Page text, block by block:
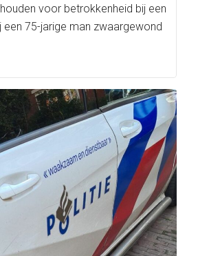
voor betrokkenheid bij een
een 75-jarige man zwaargewond